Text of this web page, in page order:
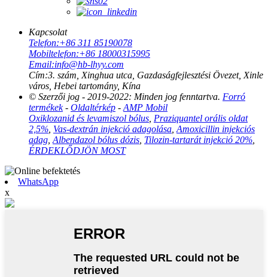
Kapcsolat
Telefon:+86 311 85190078
Mobiltelefon:+86 18000315995
Email:info@hb-lhyy.com
Cím:3. szám, Xinghua utca, Gazdaságfejlesztési Övezet, Xinle
város, Hebei tartomány, Kína
© Szerzői jog - 2019-2022: Minden jog fenntartva. Forró
termékek- Oldaltérkép - AMP Mobil
Oxiklozanid és levamiszol bólus Praziquantel orális oldat
2,5% Vas-dextrán injekció adagolása Amoxicillin injekciós
adag Albendazol bólus dózis Tilozin-tartarát injekció 20%
ÉRDEKLŐDJÖN MOST
WhatsApp
x